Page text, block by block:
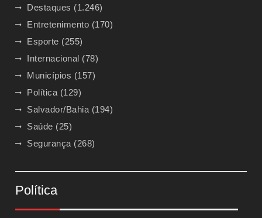
Destaques (1.246)
Entretenimento (170)
Esporte (255)
Internacional (78)
Municípios (157)
Política (129)
Salvador/Bahia (194)
Saúde (25)
Segurança (268)
Política